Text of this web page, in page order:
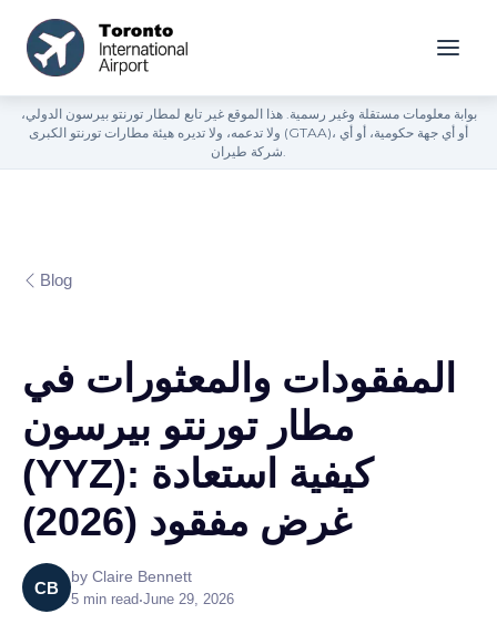
بوابة معلومات مستقلة وغير رسمية. هذا الموقع غير تابع لمطار تورنتو بيرسون الدولي،
ولا تدعمه، ولا تديره هيئة مطارات تورنتو الكبرى (GTAA)، أو أي جهة حكومية، أو أي
شركة طيران.
Blog
المفقودات والمعثورات في
مطار تورنتو بيرسون
(YYZ): كيفية استعادة
غرض مفقود (2026)
CB
by Claire Bennett
5 min read•June 29, 2026